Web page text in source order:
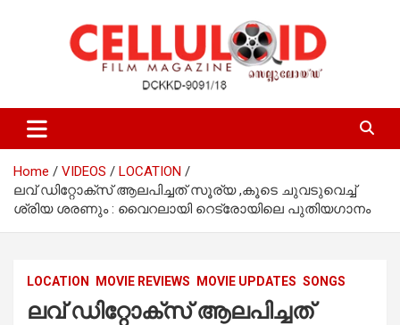
celluloid
Home VIDEOS
LOCATION
ലവ് ഡിറ്റോക്സ് ആലപിച്ചത് സൂര്യ ,കൂടെ ചുവടുവെച്ച്
ശ്രിയ ശരണും : വൈറലായി റെട്രോയിലെ പുതിയഗാനം
LOCATION MOVIE REVIEWS MOVIE UPDATES SONGS
ലവ് ഡിറ്റോക്സ് ആലപിച്ചത്